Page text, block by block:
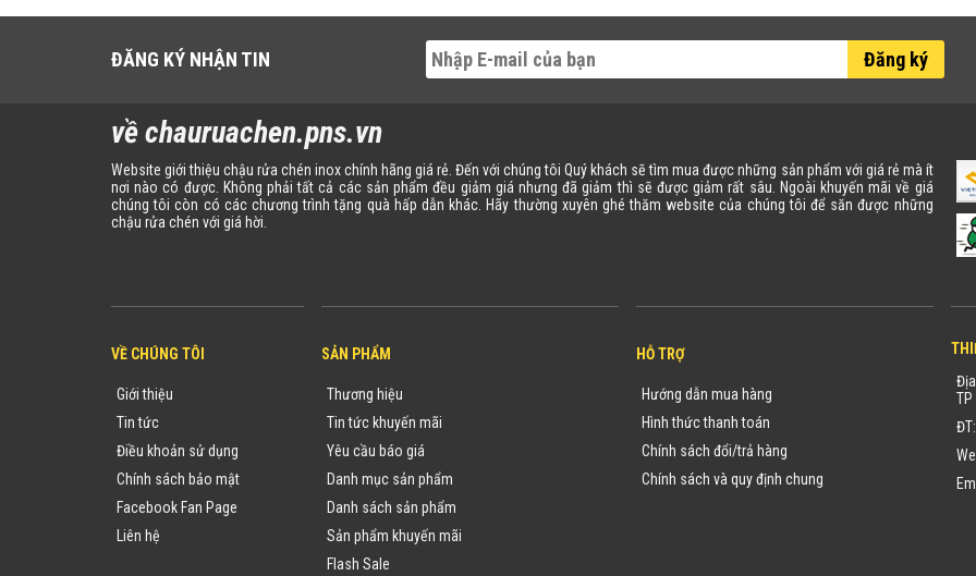
ĐĂNG KÝ NHẬN TIN Đăng ký
về chauruachen.pns.vn
Website giới thiệu chậu rửa chén inox chính hãng giá rẻ. Đến với chúng tôi Quý khách sẽ tìm mua được những sản phẩm với giá rẻ mà ít
nơi nào có được. Không phải tất cả các sản phẩm đều giảm giá nhưng đã giảm thì sẽ được giảm rất sâu. Ngoài khuyến mãi về giá
chúng tôi còn có các chương trình tặng quà hấp dẫn khác. Hãy thường xuyên ghé thăm website của chúng tôi để săn được những
chậu rửa chén với giá hời.
VỀ CHÚNG TÔI
Giới thiệu
Tin tức
Điều khoản sử dụng
Chính sách bảo mật
Facebook Fan Page
Liên hệ
SẢN PHẨM
Thương hiệu
Tin tức khuyến mãi
Yêu cầu báo giá
Danh mục sản phẩm
Danh sách sản phẩm
Sản phẩm khuyến mãi
Flash Sale
HỖ TRỢ
Hướng dẫn mua hàng
Hình thức thanh toán
Chính sách đổi/trả hàng
Chính sách và quy định chung
TP
ĐT: